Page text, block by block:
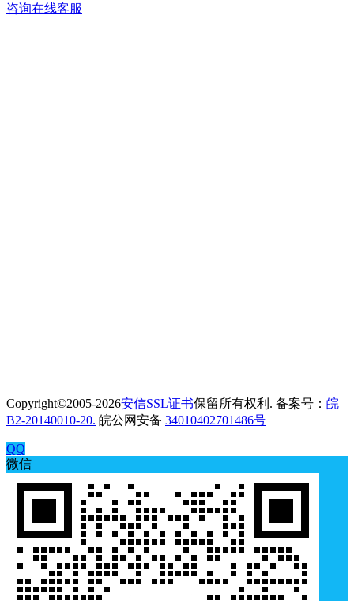
咨询在线客服
Copyright©2005-2026安信SSL证书保留所有权利. 备案号： 皖
B2-20140010-20. 皖公网安备 34010402701486号
QQ
微信